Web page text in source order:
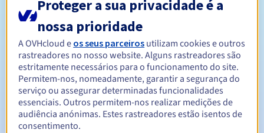
Período de registo
Período de renovação Entre 1 e 10 anos
Período de redenção 30 dias
Proteger a sua privacidade é a
nossa prioridade
A OVHcloud e os seus parceiros utilizam cookies e outros
rastreadores no nosso website. Alguns rastreadores são
estritamente necessários para o funcionamento do site.
Permitem-nos, nomeadamente, garantir a segurança do
serviço ou assegurar determinadas funcionalidades
essenciais. Outros permitem-nos realizar medições de
audiência anónimas. Estes rastreadores estão isentos de
consentimento.